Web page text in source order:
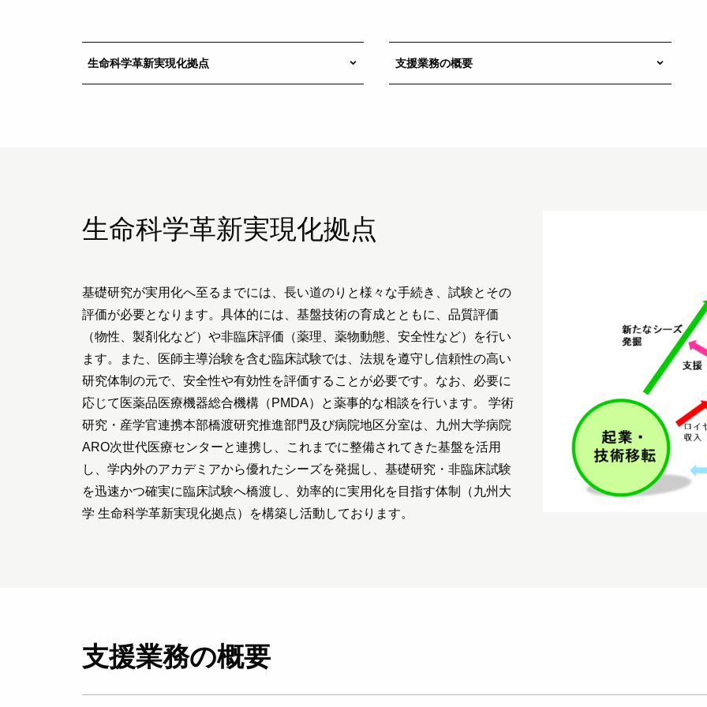
生命科学革新実現化拠点 keyboard_arrow_down 支援業務の概要 keyboard_arrow_down
生命科学革新実現化拠点
基礎研究が実用化へ至るまでには、長い道のりと様々な手続き、試験とその
評価が必要となります。具体的には、基盤技術の育成とともに、品質評価
（物性、製剤化など）や非臨床評価（薬理、薬物動態、安全性など）を行い
ます。また、医師主導治験を含む臨床試験では、法規を遵守し信頼性の高い
研究体制の元で、安全性や有効性を評価することが必要です。なお、必要に
応じて医薬品医療機器総合機構（PMDA）と薬事的な相談を行います。 学術
研究・産学官連携本部橋渡研究推進部門及び病院地区分室は、九州大学病院
ARO次世代医療センターと連携し、これまでに整備されてきた基盤を活用
し、学内外のアカデミアから優れたシーズを発掘し、基礎研究・非臨床試験
を迅速かつ確実に臨床試験へ橋渡し、効率的に実用化を目指す体制（九州大
学 生命科学革新実現化拠点）を構築し活動しております。
支援業務の概要